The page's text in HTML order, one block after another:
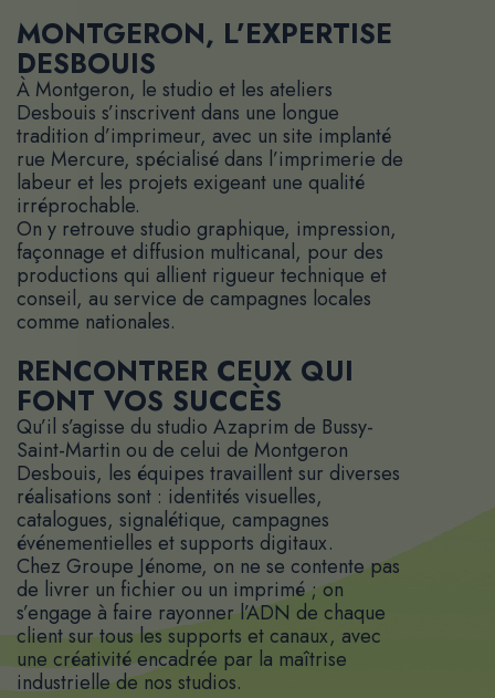
MONTGERON, L’EXPERTISE
DESBOUIS
À Montgeron, le studio et les ateliers
Desbouis s’inscrivent dans une longue
tradition d’imprimeur, avec un site implanté
rue Mercure, spécialisé dans l’imprimerie de
labeur et les projets exigeant une qualité
irréprochable.
On y retrouve studio graphique, impression,
façonnage et diffusion multicanal, pour des
productions qui allient rigueur technique et
conseil, au service de campagnes locales
comme nationales.
RENCONTRER CEUX QUI
FONT VOS SUCCÈS
Qu’il s’agisse du studio Azaprim de Bussy-
Saint-Martin ou de celui de Montgeron
Desbouis, les équipes travaillent sur diverses
réalisations sont : identités visuelles,
catalogues, signalétique, campagnes
événementielles et supports digitaux.
Chez Groupe Jénome, on ne se contente pas
de livrer un fichier ou un imprimé ; on
s’engage à faire rayonner l’ADN de chaque
client sur tous les supports et canaux, avec
une créativité encadrée par la maîtrise
industrielle de nos studios.